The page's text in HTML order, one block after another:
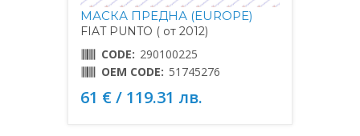
МАСКА ПРЕДНА (EUROPE)
FIAT PUNTO ( от 2012)
CODE: 290100225
OEM CODE: 51745276
61 € / 119.31 лв.